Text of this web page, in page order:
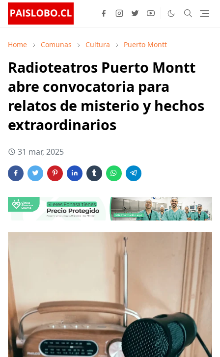
Home Comunas Cultura Puerto Montt
Radioteatros Puerto Montt
abre convocatoria para
relatos de misterio y hechos
extraordinarios
31 mar, 2025